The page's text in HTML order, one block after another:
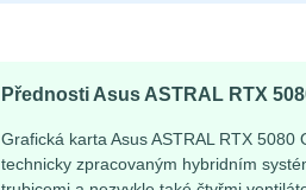
Přednosti Asus ASTRAL RTX
Grafická karta Asus ASTRAL RTX
technicky zpracovaným hybridním